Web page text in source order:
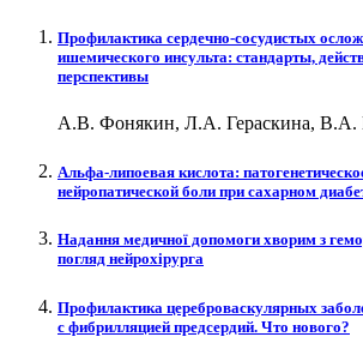
Профилактика сердечно-сосудистых
ишемического инсульта: стандарты,
перспективы
А.В. Фонякин, Л.А. Гераскина, В.А.
Альфа-липоевая кислота:
нейропатической боли при сахарном
Надання медичної допомоги хворим з
погляд нейрохірурга
Профилактика цереброваскулярных
с фибрилляцией предсердий. Что нового?